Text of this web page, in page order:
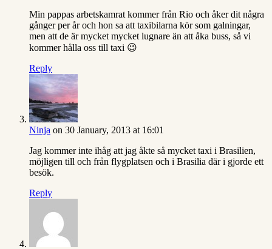
Min pappas arbetskamrat kommer från Rio och åker dit några
gånger per år och hon sa att taxibilarna kör som galningar,
men att de är mycket mycket lugnare än att åka buss, så vi
kommer hålla oss till taxi 😉
Reply
Ninja on 30 January, 2013 at 16:01
Jag kommer inte ihåg att jag åkte så mycket taxi i Brasilien,
möjligen till och från flygplatsen och i Brasilia där i gjorde ett
besök.
Reply